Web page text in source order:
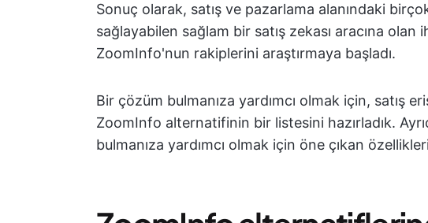
Sonuç olarak, satış ve pazarlama alanındaki
sağlayabilen sağlam bir satış zekası aracına olan
ZoomInfo'nun rakiplerini araştırmaya başladı.
Bir çözüm bulmanıza yardımcı olmak için, satış
ZoomInfo alternatifinin bir listesini hazırladık.
bulmanıza yardımcı olmak için öne çıkan